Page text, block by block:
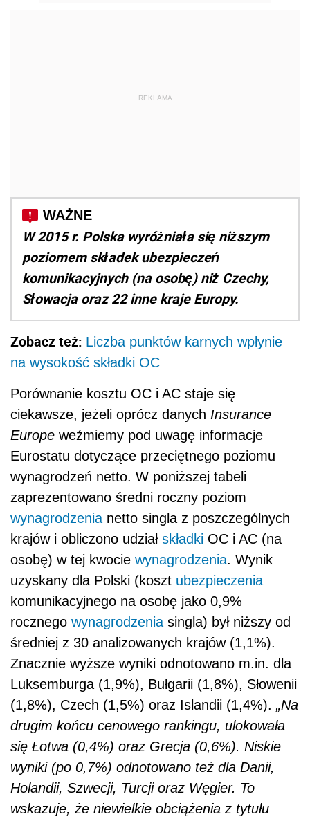
REKLAMA
W 2015 r. Polska wyróżniała się niższym
poziomem składek ubezpieczeń
komunikacyjnych (na osobę) niż Czechy,
Słowacja oraz 22 inne kraje Europy.
Zobacz też: Liczba punktów karnych wpłynie
na wysokość składki OC
Porównanie kosztu OC i AC staje się
ciekawsze, jeżeli oprócz danych Insurance
Europe weźmiemy pod uwagę informacje
Eurostatu dotyczące przeciętnego poziomu
wynagrodzeń netto. W poniższej tabeli
zaprezentowano średni roczny poziom
wynagrodzenia netto singla z poszczególnych
krajów i obliczono udział składki OC i AC (na
osobę) w tej kwocie wynagrodzenia. Wynik
uzyskany dla Polski (koszt ubezpieczenia
komunikacyjnego na osobę jako 0,9%
rocznego wynagrodzenia singla) był niższy od
średniej z 30 analizowanych krajów (1,1%).
Znacznie wyższe wyniki odnotowano m.in. dla
Luksemburga (1,9%), Bułgarii (1,8%), Słowenii
(1,8%), Czech (1,5%) oraz Islandii (1,4%). „Na
drugim końcu cenowego rankingu, ulokowała
się Łotwa (0,4%) oraz Grecja (0,6%). Niskie
wyniki (po 0,7%) odnotowano też dla Danii,
Holandii, Szwecji, Turcji oraz Węgier. To
wskazuje, że niewielkie obciążenia z tytułu